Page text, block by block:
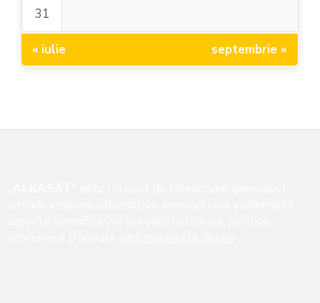
31
« iulie septembrie »